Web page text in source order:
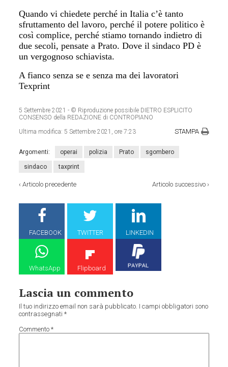
Quando vi chiedete perché in Italia c’è tanto
sfruttamento del lavoro, perché il potere politico è
così complice, perché stiamo tornando indietro di
due secoli, pensate a Prato. Dove il sindaco PD è
un vergognoso schiavista.
A fianco senza se e senza ma dei lavoratori
Texprint
5 Settembre 2021 - © Riproduzione possibile DIETRO ESPLICITO
CONSENSO della REDAZIONE di CONTROPIANO
Ultima modifica: 5 Settembre 2021, ore 7:23 STAMPA
Argomenti: operai polizia Prato sgombero
sindaco taxprint
‹Articolo precedente Articolo successivo›
FACEBOOK TWITTER LINKEDIN
WhatsApp Flipboard
Lascia un commento
Il tuo indirizzo email non sarà pubblicato. I campi obbligatori sono
contrassegnati*
Commento*